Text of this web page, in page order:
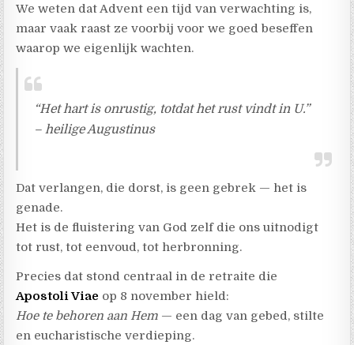
We weten dat Advent een tijd van verwachting is,
maar vaak raast ze voorbij voor we goed beseffen
waarop we eigenlijk wachten.
“Het hart is onrustig, totdat het rust vindt in U.”
– heilige Augustinus
Dat verlangen, die dorst, is geen gebrek — het is
genade.
Het is de fluistering van God zelf die ons uitnodigt
tot rust, tot eenvoud, tot herbronning.
Precies dat stond centraal in de retraite die
Apostoli Viae op 8 november hield:
Hoe te behoren aan Hem — een dag van gebed, stilte
en eucharistische verdieping.